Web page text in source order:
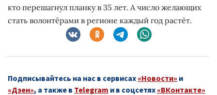
кто перешагнул планку в 35 лет. А число желающих
стать волонтёрами в регионе каждый год растёт.
Подписывайтесь на нас в сервисах «Новости» и
«Дзен», а также в Telegram и в соцсетях «ВКонтакте»